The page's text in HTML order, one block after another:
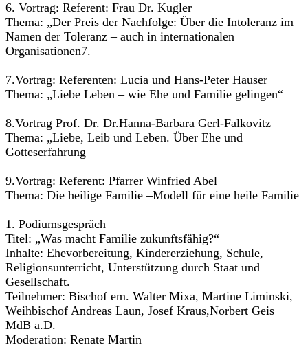
6. Vortrag: Referent: Frau Dr. Kugler
Thema: „Der Preis der Nachfolge: Über die Intoleranz im
Namen der Toleranz – auch in internationalen
Organisationen7.
7.Vortrag: Referenten: Lucia und Hans-Peter Hauser
Thema: „Liebe Leben – wie Ehe und Familie gelingen“
8.Vortrag Prof. Dr. Dr.Hanna-Barbara Gerl-Falkovitz
Thema: „Liebe, Leib und Leben. Über Ehe und
Gotteserfahrung
9.Vortrag: Referent: Pfarrer Winfried Abel
Thema: Die heilige Familie –Modell für eine heile Familie
1. Podiumsgespräch
Titel: „Was macht Familie zukunftsfähig?“
Inhalte: Ehevorbereitung, Kindererziehung, Schule,
Religionsunterricht, Unterstützung durch Staat und
Gesellschaft.
Teilnehmer: Bischof em. Walter Mixa, Martine Liminski,
Weihbischof Andreas Laun, Josef Kraus,Norbert Geis
MdB a.D.
Moderation: Renate Martin